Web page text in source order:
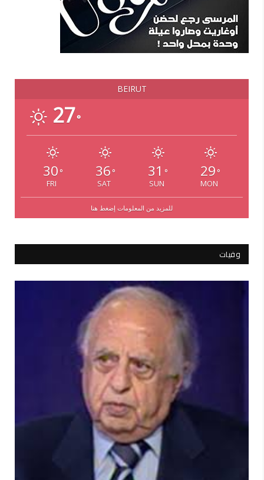
BEIRUT
27°
30 °
FRI
36 °
SAT
31 °
SUN
29 °
MON
للمزيد من المعلومات إضغط هنا
وفيات